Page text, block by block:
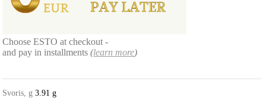
Choose ESTO at checkout -
and pay in installments(learn more)
Svoris, g 3.91 g